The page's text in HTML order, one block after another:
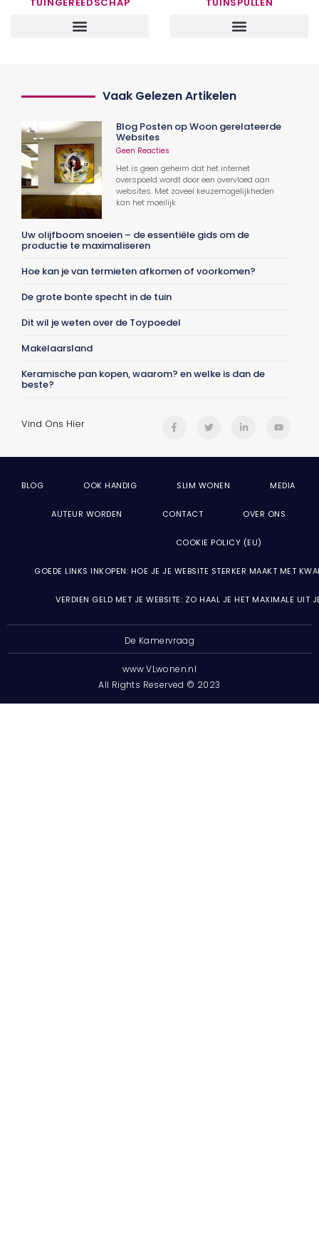
Vaak Gelezen Artikelen
Blog Posten op Woon gerelateerde
Websites
Geen Reacties
Het is geen geheim dat het internet
overspoeld wordt door een overvloed aan
websites. Met zoveel keuzemogelijkheden
kan het moeilijk
Uw olijfboom snoeien – de essentiële gids om de
productie te maximaliseren
Hoe kan je van termieten afkomen of voorkomen?
De grote bonte specht in de tuin
Dit wil je weten over de Toypoedel
Makelaarsland
Keramische pan kopen, waarom? en welke is dan de
beste?
Vind Ons Hier
BLOG OOK HANDIG SLIM WONEN MEDIA
AUTEUR WORDEN CONTACT OVER ONS
COOKIE POLICY (EU)
GOEDE LINKS INKOPEN: HOE JE JE WEBSITE STERKER MAAKT MET
VERDIEN GELD MET JE WEBSITE: ZO HAAL JE HET MAXIMALE UIT
De Kamervraag
www.VLwonen.nl
All Rights Reserved © 2023